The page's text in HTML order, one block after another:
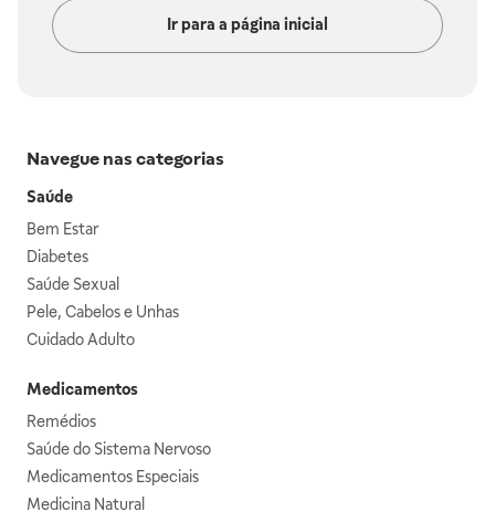
Ir para a página inicial
Navegue nas categorias
Saúde
Bem Estar
Diabetes
Saúde Sexual
Pele, Cabelos e Unhas
Cuidado Adulto
Medicamentos
Remédios
Saúde do Sistema Nervoso
Medicamentos Especiais
Medicina Natural